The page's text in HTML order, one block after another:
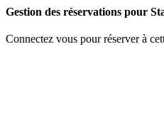
Gestion des réservations pour
Connectez vous pour réserver à